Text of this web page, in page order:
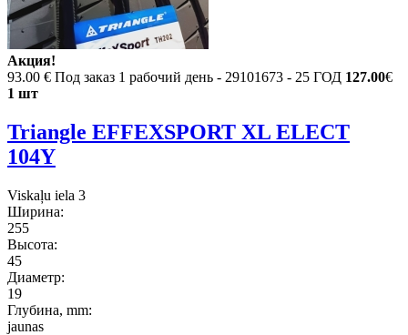
Акция!
93.00 € Под заказ 1 рабочий день - 29101673 - 25 ГОД 127.00€
1 шт
Triangle EFFEXSPORT XL ELECT
104Y
Viskaļu iela 3
Ширина:
255
Высота:
45
Диаметр:
19
Глубина, mm:
jaunas